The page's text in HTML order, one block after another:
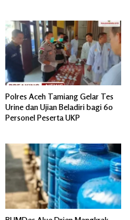
Polres Aceh Tamiang Gelar Tes
Urine dan Ujian Beladiri bagi 60
Personel Peserta UKP